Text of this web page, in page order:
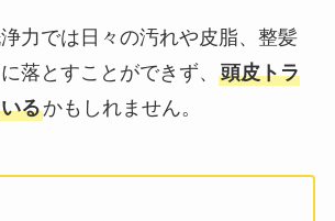
力では日々の汚れや皮脂、整髪
落とすことができず、 頭皮トラ
るかもしれません。